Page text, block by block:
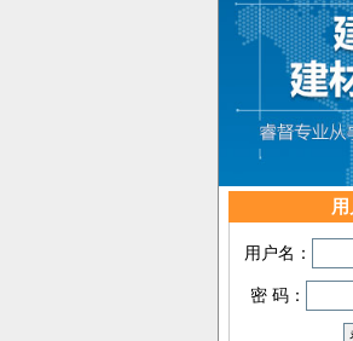
用户名：
密 码：